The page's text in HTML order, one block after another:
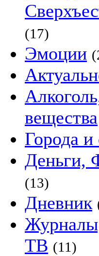
(17)
Эмоции
вещества
Города
Деньги,
(13)
Дневник
ТВ (11)